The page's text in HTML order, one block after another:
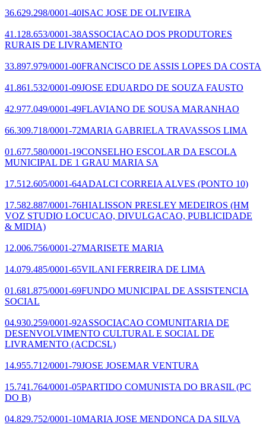
36.629.298/0001-40ISAC JOSE DE OLIVEIRA
41.128.653/0001-38ASSOCIACAO DOS PRODUTORES
RURAIS DE LIVRAMENTO
33.897.979/0001-00FRANCISCO DE ASSIS LOPES DA COSTA
41.861.532/0001-09JOSE EDUARDO DE SOUZA FAUSTO
42.977.049/0001-49FLAVIANO DE SOUSA MARANHAO
66.309.718/0001-72MARIA GABRIELA TRAVASSOS LIMA
01.677.580/0001-19CONSELHO ESCOLAR DA ESCOLA
MUNICIPAL DE 1 GRAU MARIA SA
17.512.605/0001-64ADALCI CORREIA ALVES (PONTO 10)
17.582.887/0001-76HIALISSON PRESLEY MEDEIROS (HM
VOZ STUDIO LOCUCAO, DIVULGACAO, PUBLICIDADE
& MIDIA)
12.006.756/0001-27MARISETE MARIA
14.079.485/0001-65VILANI FERREIRA DE LIMA
01.681.875/0001-69FUNDO MUNICIPAL DE ASSISTENCIA
SOCIAL
04.930.259/0001-92ASSOCIACAO COMUNITARIA DE
DESENVOLVIMENTO CULTURAL E SOCIAL DE
LIVRAMENTO (ACDCSL)
14.955.712/0001-79JOSE JOSEMAR VENTURA
15.741.764/0001-05PARTIDO COMUNISTA DO BRASIL (PC
DO B)
04.829.752/0001-10MARIA JOSE MENDONCA DA SILVA